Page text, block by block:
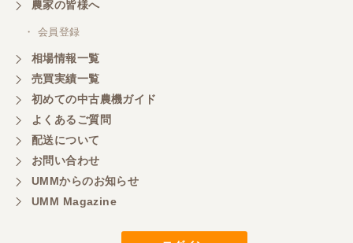
農家の皆様へ
・ 会員登録
相場情報一覧
売買実績一覧
初めての中古農機ガイド
よくあるご質問
配送について
お問い合わせ
UMMからのお知らせ
UMM Magazine